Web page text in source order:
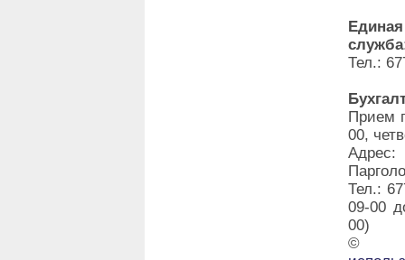
Единая
Тел.:
Прием
00,
Адрес:
Тел.:
09-00
00)
©